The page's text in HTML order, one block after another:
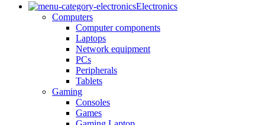
Electronics
Computers
Computer components
Laptops
Network equipment
PCs
Peripherals
Tablets
Gaming
Consoles
Games